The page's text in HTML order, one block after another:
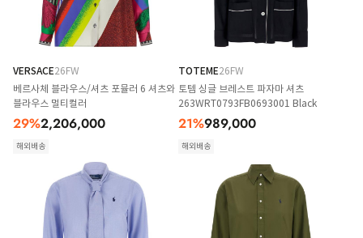
VERSACE26FW
베르사체 블라우스/셔츠 포뮬러 6 셔츠와
블라우스 멀티컬러
29%2,206,000
해외배송
TOTEME26FW
토템 싱글 브레스트 파자마 셔츠
263WRT0793FB0693001 Black
21%989,000
해외배송